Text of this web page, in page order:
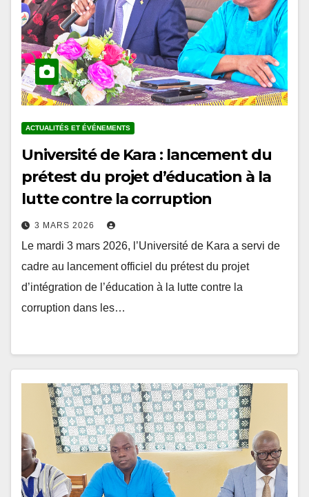
ACTUALITÉS ET ÉVÉNEMENTS
Université de Kara : lancement du
prétest du projet d’éducation à la
lutte contre la corruption
3 MARS 2026
Le mardi 3 mars 2026, l’Université de Kara a servi de
cadre au lancement officiel du prétest du projet
d’intégration de l’éducation à la lutte contre la
corruption dans les…